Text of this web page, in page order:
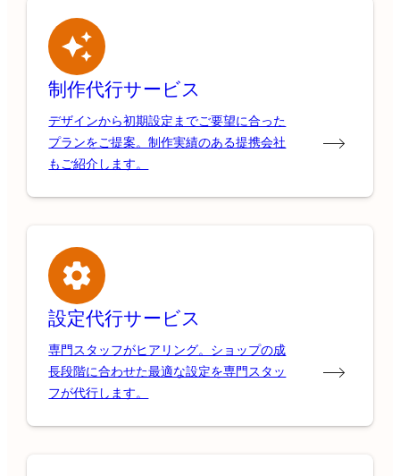
制作代行サービス
デザインから初期設定までご要望に合った
プランをご提案。制作実績のある提携会社
もご紹介します。
設定代行サービス
専門スタッフがヒアリング。ショップの成
長段階に合わせた最適な設定を専門スタッ
フが代行します。